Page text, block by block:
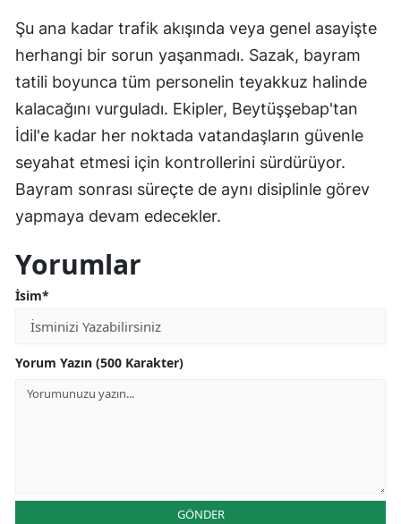
Şu ana kadar trafik akışında veya genel asayişte
herhangi bir sorun yaşanmadı. Sazak, bayram
tatili boyunca tüm personelin teyakkuz halinde
kalacağını vurguladı. Ekipler, Beytüşşebap'tan
İdil'e kadar her noktada vatandaşların güvenle
seyahat etmesi için kontrollerini sürdürüyor.
Bayram sonrası süreçte de aynı disiplinle görev
yapmaya devam edecekler.
Yorumlar
İsim*
Yorum Yazın (500 Karakter)
GÖNDER